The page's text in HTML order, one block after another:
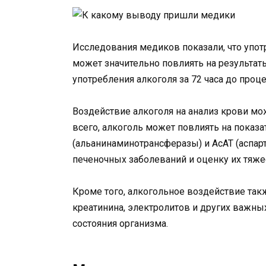
Исследования медиков показали, что
может значительно повлиять на
употребления алкоголя за 72 часа до
Воздействие алкоголя на анализ крови
всего, алкоголь может повлиять на
(альанинаминотрансферазы) и АсАТ
печеночных заболеваний и оценку их
Кроме того, алкогольное воздействие
креатинина, электролитов и других
состояния организма.